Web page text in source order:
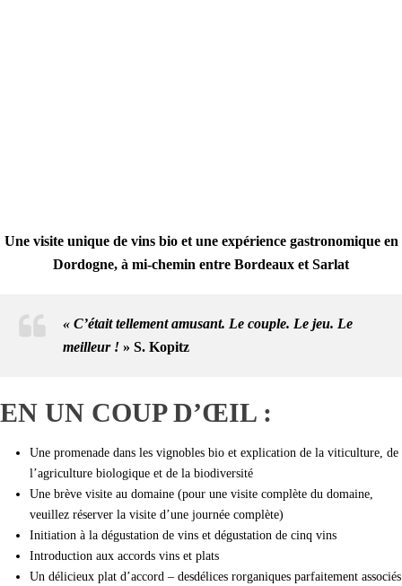
Une visite unique de vins bio et une expérience gastronomique en
Dordogne, à mi-chemin entre Bordeaux et Sarlat
« C’était tellement amusant. Le couple. Le jeu. Le
meilleur ! » S. Kopitz
EN UN COUP D’ŒIL :
Une promenade dans les vignobles bio et explication de la viticulture, de
l’agriculture biologique et de la biodiversité
Une brève visite au domaine (pour une visite complète du domaine,
veuillez réserver la visite d’une journée complète)
Initiation à la dégustation de vins et dégustation de cinq vins
Introduction aux accords vins et plats
Un délicieux plat d’accord – desdélices rorganiques parfaitement associés